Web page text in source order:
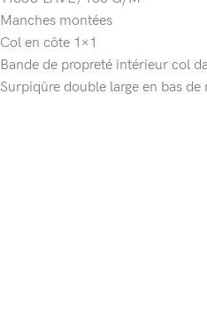
Manches montées
Col en côte 1×1
Bande de propreté intérieur col
Surpiqûre double large en bas